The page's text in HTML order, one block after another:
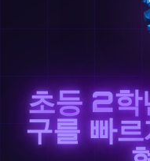
초등 2학
구를 빠